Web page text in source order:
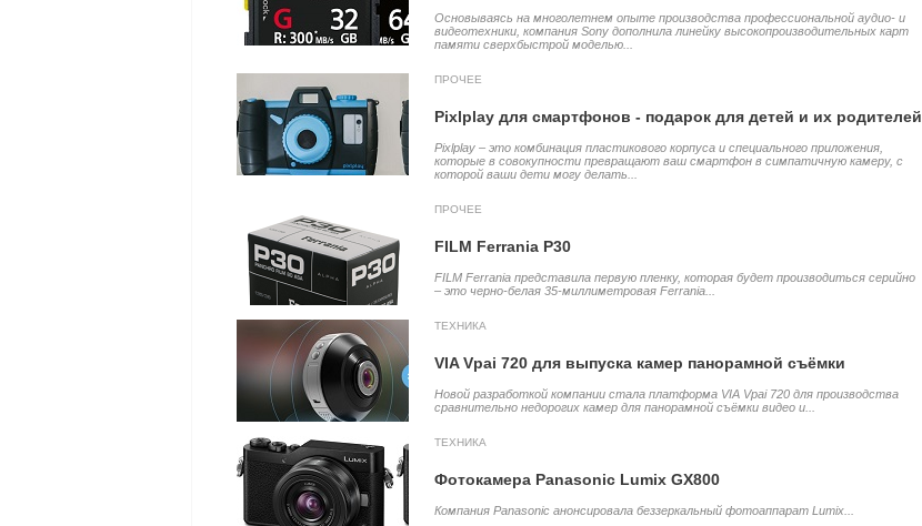
Основываясь на многолетнем опыте производства профессиональной аудио- и
видеотехники, компания Sony дополнила линейку высокопроизводительных карт
памяти сверхбыстрой моделью...
ПРОЧЕЕ
Pixlplay для смартфонов - подарок для детей и их родителей
Pixlplay – это комбинация пластикового корпуса и специального приложения,
которые в совокупности превращают ваш смартфон в симпатичную камеру, с
которой ваши дети могу делать...
ПРОЧЕЕ
FILM Ferrania P30
FILM Ferrania представила первую пленку, которая будет производиться серийно
– это черно-белая 35-миллиметровая Ferrania...
ТЕХНИКА
VIA Vpai 720 для выпуска камер панорамной съёмки
Новой разработкой компании стала платформа VIA Vpai 720 для производства
сравнительно недорогих камер для панорамной съёмки видео и...
ТЕХНИКА
Фотокамера Panasonic Lumix GX800
Компания Panasonic анонсировала беззеркальный фотоаппарат Lumix...